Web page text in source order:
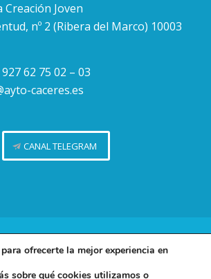
Creación Joven
nº 2 (Ribera del Marco) 10003
927 62 75 02 – 03
caceres.es
CANAL TELEGRAM
(Ayuntamiento de Cáceres)
Facebook
TwitterTelegram
ofrecerte la mejor experiencia en
sobre qué cookies utilizamos o